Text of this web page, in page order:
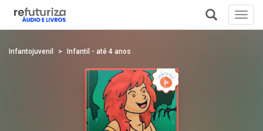
Infantojuvenil Infantil - até 4 anos